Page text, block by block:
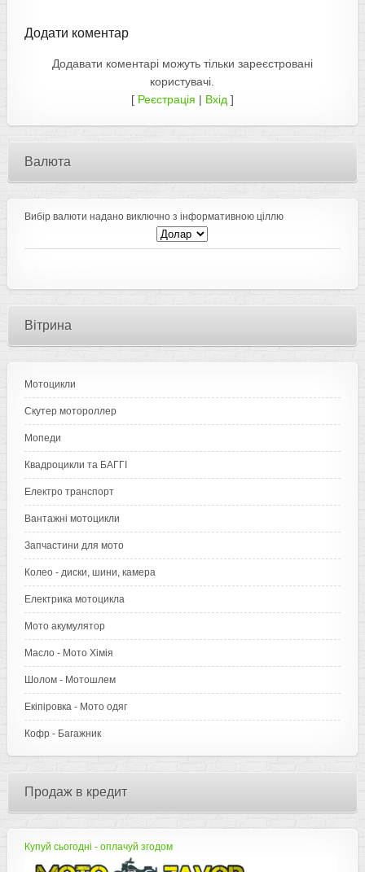
Додати коментар
Додавати коментарі можуть тільки зареєстровані
користувачі.
[ Реєстрація | Вхід ]
Валюта
Вибір валюти надано виключно з інформативною ціллю
Вітрина
Мотоцикли
Скутер мотороллер
Мопеди
Квадроцикли та БАГГІ
Електро транспорт
Вантажні мотоцикли
Запчастини для мото
Колео - диски, шини, камера
Електрика мотоцикла
Мото акумулятор
Масло - Мото Хімія
Шолом - Мотошлем
Екіпіровка - Мото одяг
Кофр - Багажник
Продаж в кредит
Купуй сьогодні - оплачуй згодом